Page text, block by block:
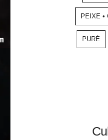
PEIXE •
PURÉ